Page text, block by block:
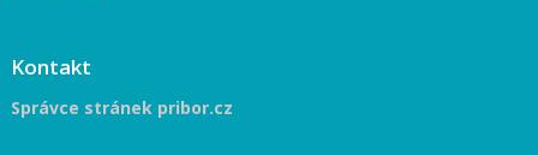
Kontakt
Správce stránek pribor.cz